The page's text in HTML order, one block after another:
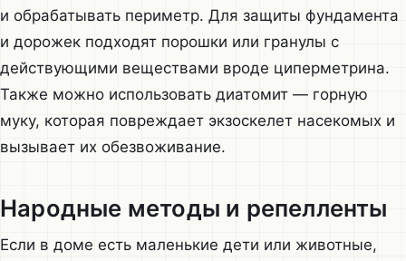
и обрабатывать периметр. Для защиты фундамента
и дорожек подходят порошки или гранулы с
действующими веществами вроде циперметрина.
Также можно использовать диатомит — горную
муку, которая повреждает экзоскелет насекомых и
вызывает их обезвоживание.
Народные методы и репелленты
Если в доме есть маленькие дети или животные,